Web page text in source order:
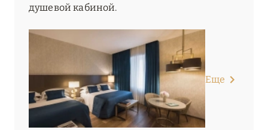
душевой кабиной.
Еще